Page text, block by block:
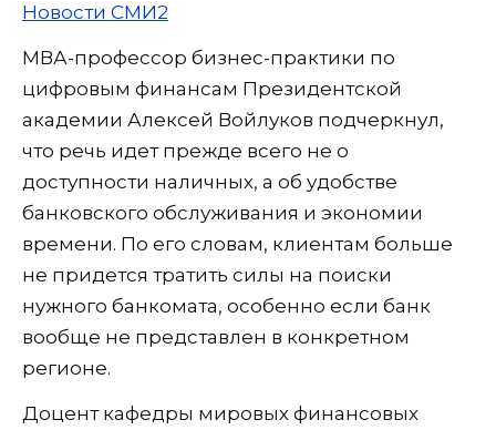
Новости СМИ2
МВА-профессор бизнес-практики по
цифровым финансам Президентской
академии Алексей Войлуков подчеркнул,
что речь идет прежде всего не о
доступности наличных, а об удобстве
банковского обслуживания и экономии
времени. По его словам, клиентам больше
не придется тратить силы на поиски
нужного банкомата, особенно если банк
вообще не представлен в конкретном
регионе.
Доцент кафедры мировых финансовых